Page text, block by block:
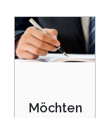
Möchten